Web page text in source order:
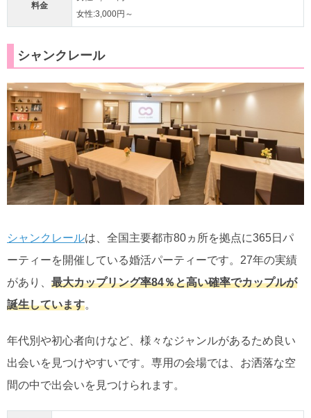
料金
女性:3,000円～
シャンクレール
シャンクレールは、全国主要都市80ヵ所を拠点に365日パ
ーティーを開催している婚活パーティーです。27年の実績
があり、 最大カップリング率84％と高い確率でカップルが
誕生しています。
年代別や初心者向けなど、様々なジャンルがあるため良い
出会いを見つけやすいです。専用の会場では、お洒落な空
間の中で出会いを見つけられます。